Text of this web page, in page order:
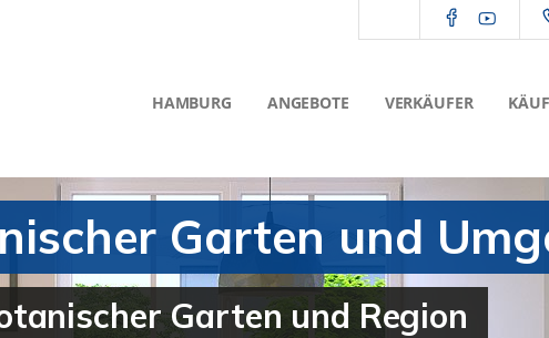
HAMBURG ANGEBOTE VERKÄUFER
Garten und
Garten und Region